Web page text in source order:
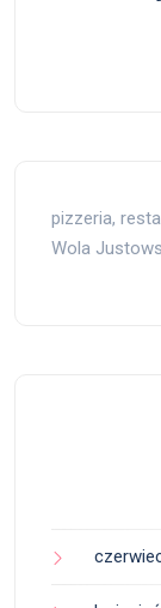
pizzeria,
Wola